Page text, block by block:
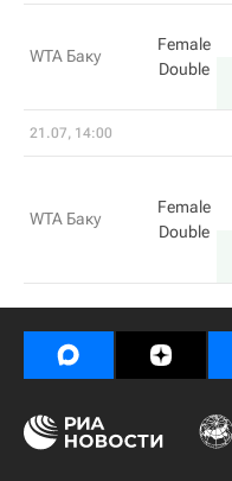
WTA Баку
Female
Double
21.07, 14:00
WTA Баку
Female
Double